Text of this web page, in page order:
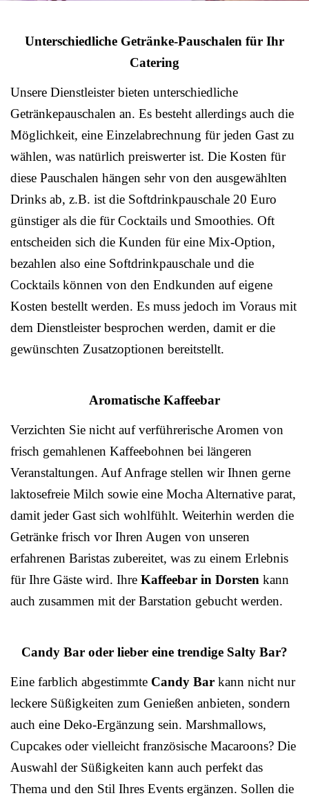
Unterschiedliche Getränke-Pauschalen für Ihr
Catering
Unsere Dienstleister bieten unterschiedliche
Getränkepauschalen an. Es besteht allerdings auch die
Möglichkeit, eine Einzelabrechnung für jeden Gast zu
wählen, was natürlich preiswerter ist. Die Kosten für
diese Pauschalen hängen sehr von den ausgewählten
Drinks ab, z.B. ist die Softdrinkpauschale 20 Euro
günstiger als die für Cocktails und Smoothies. Oft
entscheiden sich die Kunden für eine Mix-Option,
bezahlen also eine Softdrinkpauschale und die
Cocktails können von den Endkunden auf eigene
Kosten bestellt werden. Es muss jedoch im Voraus mit
dem Dienstleister besprochen werden, damit er die
gewünschten Zusatzoptionen bereitstellt.
Aromatische Kaffeebar
Verzichten Sie nicht auf verführerische Aromen von
frisch gemahlenen Kaffeebohnen bei längeren
Veranstaltungen. Auf Anfrage stellen wir Ihnen gerne
laktosefreie Milch sowie eine Mocha Alternative parat,
damit jeder Gast sich wohlfühlt. Weiterhin werden die
Getränke frisch vor Ihren Augen von unseren
erfahrenen Baristas zubereitet, was zu einem Erlebnis
für Ihre Gäste wird. Ihre Kaffeebar in Dorsten kann
auch zusammen mit der Barstation gebucht werden.
Candy Bar oder lieber eine trendige Salty Bar?
Eine farblich abgestimmte Candy Bar kann nicht nur
leckere Süßigkeiten zum Genießen anbieten, sondern
auch eine Deko-Ergänzung sein. Marshmallows,
Cupcakes oder vielleicht französische Macaroons? Die
Auswahl der Süßigkeiten kann auch perfekt das
Thema und den Stil Ihres Events ergänzen. Sollen die